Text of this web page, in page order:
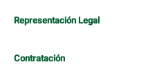
Representación Legal
Contratación